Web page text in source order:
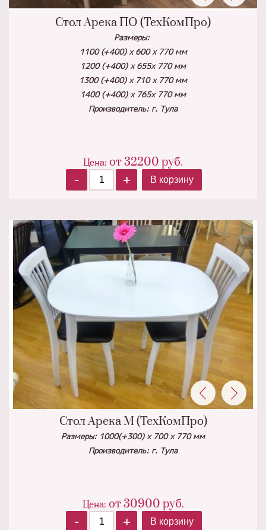
Стол Арека ПО (ТехКомПро)
Размеры:
1100 (+400) x 600 x 770 мм
1200 (+400) х 655х 770 мм
1300 (+400) х 710 х 770 мм
1400 (+400) х 765х 770 мм
Производитель: г. Тула
Цена: от32200 руб.
-
+ В корзину
Стол Арека М (ТехКомПро)
Размеры: 1000(+300) x 700 x 770 мм
Производитель: г. Тула
Цена: от30900 руб.
-
+ В корзину